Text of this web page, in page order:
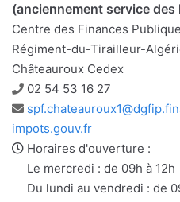
(anciennement service
Centre des Finances
Régiment-du-Tirailleur-
Châteauroux Cedex
Téléphone
02 54 53 16 27
Adresse
e-
mail
impots.gouv.fr
Horaires d'ouverture :
Le mercredi : de 09h à 12h
Du lundi au vendredi : de